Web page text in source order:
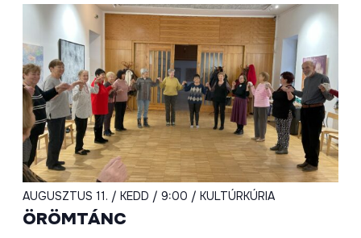
AUGUSZTUS 11. / KEDD / 9:00 / KULTÚRKÚRIA
ÖRÖMTÁNC